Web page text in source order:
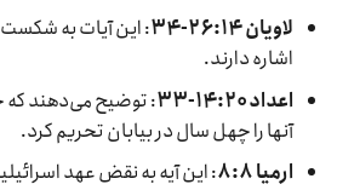
لاویان ۲۶:۱۴-۳۴
: این آیات به
اشاره دارند.
اعداد ۱۴:۲۰-۳۳
: توضیح می‌دهند که
آنها را چهل سال در بیابان تحریم کرد.
ارمیا ۸:۸
: این آیه به نقض عهد